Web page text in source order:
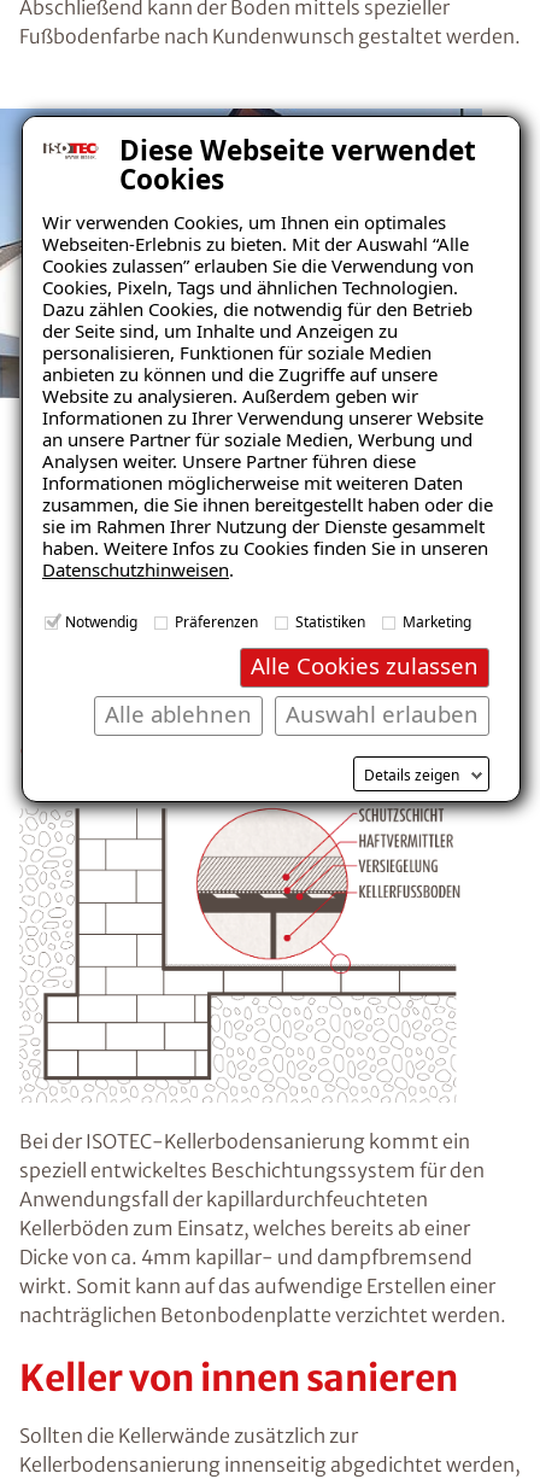
Diese Webseite verwendet
Cookies
Wir verwenden Cookies, um Ihnen ein optimales
Webseiten-Erlebnis zu bieten. Mit der Auswahl “Alle
Cookies zulassen” erlauben Sie die Verwendung von
Cookies, Pixeln, Tags und ähnlichen Technologien.
Dazu zählen Cookies, die notwendig für den Betrieb
der Seite sind, um Inhalte und Anzeigen zu
personalisieren, Funktionen für soziale Medien
anbieten zu können und die Zugriffe auf unsere
Website zu analysieren. Außerdem geben wir
Informationen zu Ihrer Verwendung unserer Website
an unsere Partner für soziale Medien, Werbung und
Analysen weiter. Unsere Partner führen diese
Informationen möglicherweise mit weiteren Daten
zusammen, die Sie ihnen bereitgestellt haben oder die
sie im Rahmen Ihrer Nutzung der Dienste gesammelt
haben. Weitere Infos zu Cookies finden Sie in unseren
Datenschutzhinweisen.
Notwendig Präferenzen Statistiken Marketing
Alle Cookies zulassen
Auswahl erlauben
Alle ablehnen
Details zeigen
Abschließend kann der Boden mittels spezieller
Fußbodenfarbe nach Kundenwunsch gestaltet werden.
UNSERE ZUFRIEDENEN KUNDEN
Kellerbodensanierung in
einem Mehrfamilienhaus
Mehr erfahren
Dünner Aufbau – Große
Sperrwirkung
Bei der ISOTEC-Kellerbodensanierung kommt ein
speziell entwickeltes Beschichtungssystem für den
Anwendungsfall der kapillardurchfeuchteten
Kellerböden zum Einsatz, welches bereits ab einer
Dicke von ca. 4mm kapillar- und dampfbremsend
wirkt. Somit kann auf das aufwendige Erstellen einer
nachträglichen Betonbodenplatte verzichtet werden.
Keller von innen sanieren
Sollten die Kellerwände zusätzlich zur
Kellerbodensanierung innenseitig abgedichtet werden,